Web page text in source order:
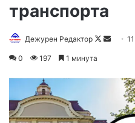
транспорта
Дежурен Редактор
Follow
Send
0 197 1 минута